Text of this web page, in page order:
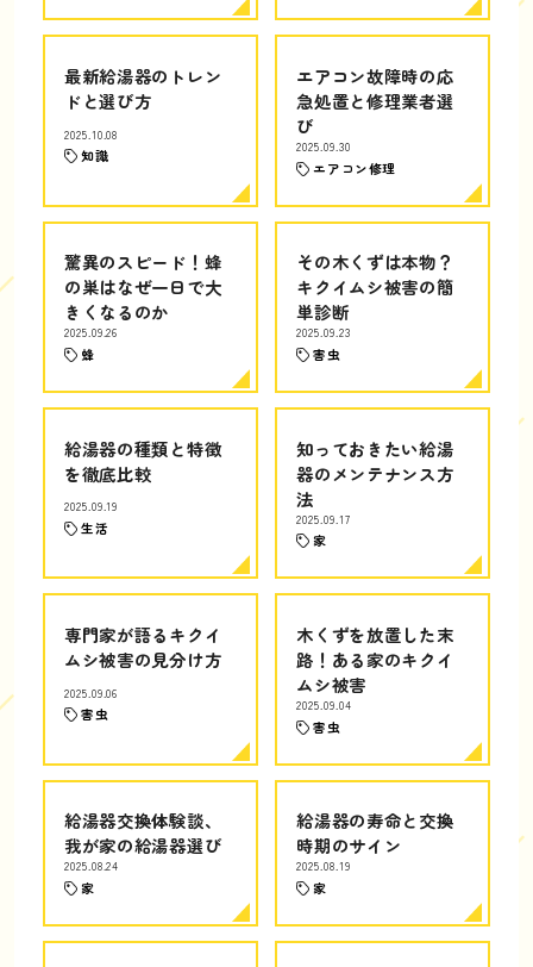
最新給湯器のトレン
ドと選び方
2025.10.08
知識
エアコン故障時の応
急処置と修理業者選
び
2025.09.30
エアコン修理
驚異のスピード！蜂
の巣はなぜ一日で大
きくなるのか
2025.09.26
蜂
その木くずは本物？
キクイムシ被害の簡
単診断
2025.09.23
害虫
給湯器の種類と特徴
を徹底比較
2025.09.19
生活
知っておきたい給湯
器のメンテナンス方
法
2025.09.17
家
専門家が語るキクイ
ムシ被害の見分け方
2025.09.06
害虫
木くずを放置した末
路！ある家のキクイ
ムシ被害
2025.09.04
害虫
給湯器交換体験談、
我が家の給湯器選び
2025.08.24
家
給湯器の寿命と交換
時期のサイン
2025.08.19
家